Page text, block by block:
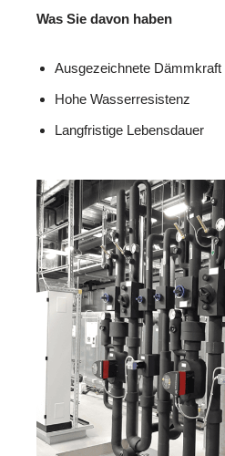
Was Sie davon haben
Ausgezeichnete Dämmkraft
Hohe Wasserresistenz
Langfristige Lebensdauer